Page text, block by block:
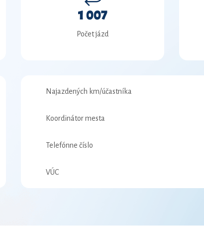
1 007
Počet jázd
Najazdených km/účastníka
Koordinátor mesta
Telefónne číslo
VÚC